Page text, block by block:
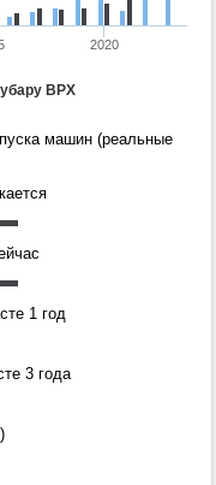
ВРХ
2020
машин (реальные
1 год
3 года